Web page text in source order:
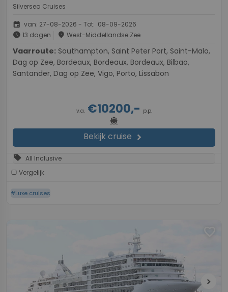
Silversea Cruises
event van: 27-08-2026 - Tot: 08-09-2026
schedule 13 dagen place West-Middellandse Zee
Vaarroute:
Dag op Zee, Bordeaux, Bordeaux, Bordeaux, Bilbao,
Santander, Dag op Zee, Vigo, Porto, Lissabon
v.a.€10200,- p.p.
directions_boat
Bekijk cruise chevron_right
sell All Inclusive
Vergelijk
#Luxe cruises
chevron_right